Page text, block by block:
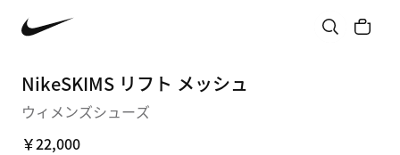
NikeSKIMS リフト メッシュ
ウィメンズシューズ
￥22,000